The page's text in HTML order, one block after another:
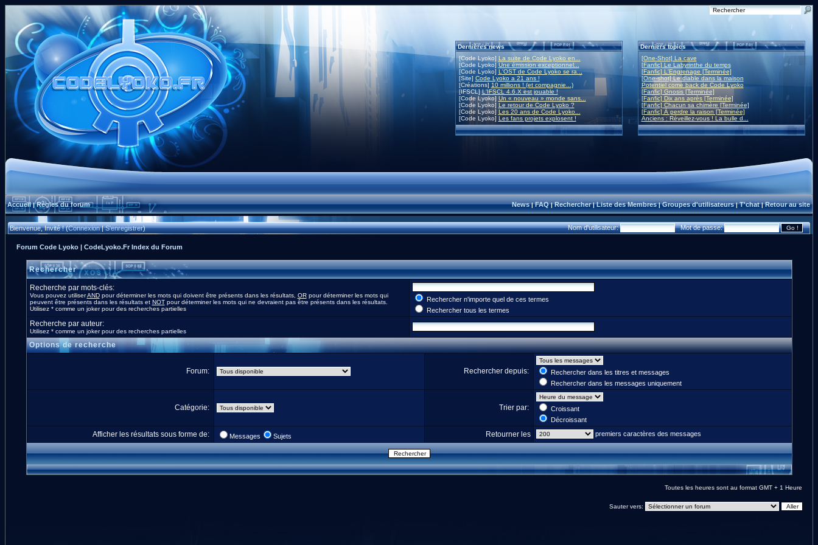
Dernières news
[Code Lyoko] La suite de Code Lyoko en...
[Code Lyoko]Une émission exceptionnel...
[Code Lyoko] L'OST de Code Lyoko se ra...
[Site] Code Lyoko a 21 ans !
[Créations] 10 millions ! (et compagnie...)
[IFSCL]L'IFSCL 4.6.X est jouable !
[Code Lyoko] Un « nouveau » monde sans...
[Code Lyoko] Le retour de Code Lyoko ?
[Code Lyoko] Les 20 ans de Code Lyoko...
[Code Lyoko] Les fans projets explosent !
Derniers topics
[One-Shot] La cave
[Fanfic] Le Labyrinthe du temps
[Fanfic] L'Engrenage [Terminée]
[One-shot] Le diable dans la maison
Potentiel come back de Code Lyoko
[Fanfic] Gnosis [Terminée]
[Fanfic] Dix ans après [Terminée]
[Fanfic] Chacun sa chimère [Terminée]
[Fanfic] À perdre la raison [Terminée]
Anciens : Réveillez-vous ! La bulle d...
Accueil|Règles du forum News|FAQ|Rechercher|Liste des Membres|Groupes d'utilisateurs|T'chat|Retour au site
Bienvenue, Invité ! (Connexion|S'enregistrer) Nom d'utilisateur: Mot de passe:
Forum Code Lyoko | CodeLyoko.Fr Index du Forum
Rechercher
Recherche par mots-clés:
Vous pouvez utiliserANDpour déterminer les mots qui doivent être présents dans les résultats, ORpour déterminer les mots qui
peuvent être présents dans les résultats et NOTpour déterminer les mots qui ne devraient pas être présents dans les résultats.
Utilisez * comme un joker pour des recherches partielles
Rechercher n'importe quel de ces termes
Rechercher tous les termes
Recherche par auteur:
Utilisez * comme un joker pour des recherches partielles
Options de recherche
Forum: Rechercher depuis:
Rechercher dans les titres et messages
Rechercher dans les messages uniquement
Catégorie: Trier par:
Croissant
Décroissant
Afficher les résultats sous forme de: Messages Sujets Retourner les premiers caractères des messages
Toutes les heures sont au format GMT + 1 Heure
Sauter vers: